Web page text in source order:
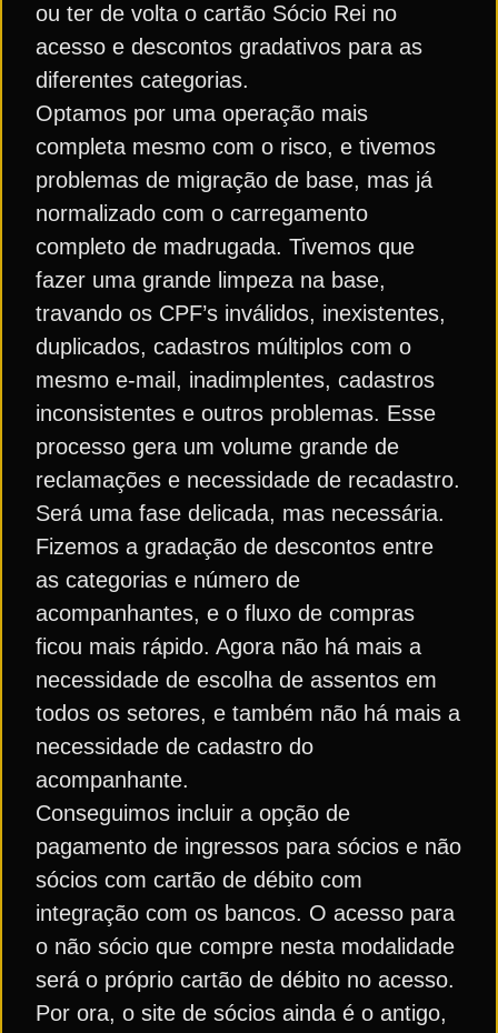
ou ter de volta o cartão Sócio Rei no
acesso e descontos gradativos para as
diferentes categorias.
Optamos por uma operação mais
completa mesmo com o risco, e tivemos
problemas de migração de base, mas já
normalizado com o carregamento
completo de madrugada. Tivemos que
fazer uma grande limpeza na base,
travando os CPF’s inválidos, inexistentes,
duplicados, cadastros múltiplos com o
mesmo e-mail, inadimplentes, cadastros
inconsistentes e outros problemas. Esse
processo gera um volume grande de
reclamações e necessidade de recadastro.
Será uma fase delicada, mas necessária.
Fizemos a gradação de descontos entre
as categorias e número de
acompanhantes, e o fluxo de compras
ficou mais rápido. Agora não há mais a
necessidade de escolha de assentos em
todos os setores, e também não há mais a
necessidade de cadastro do
acompanhante.
Conseguimos incluir a opção de
pagamento de ingressos para sócios e não
sócios com cartão de débito com
integração com os bancos. O acesso para
o não sócio que compre nesta modalidade
será o próprio cartão de débito no acesso.
Por ora, o site de sócios ainda é o antigo,